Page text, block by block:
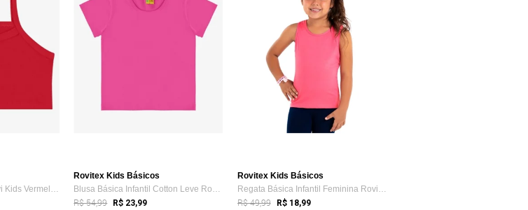
Top De Alça Infantil Rovi Kids Vermelho
Rovitex Kids Básicos
Blusa Básica Infantil Cotton Leve Rovi Kids Rosa
R$ 54,99 R$ 23,99
Rovitex Kids Básicos
Regata Básica Infantil Feminina Rovi Kids Rosa
R$ 49,99 R$ 18,99